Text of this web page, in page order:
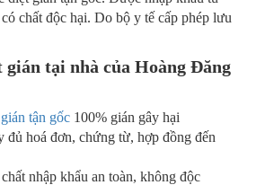
chất độc hại. Do bộ y tế cấp phép lưu
gián tại nhà của Hoàng Đăng
tận gốc 100% gián gây hại
đủ hoá đơn, chứng từ, hợp đồng đến
nhập khẩu an toàn, không độc